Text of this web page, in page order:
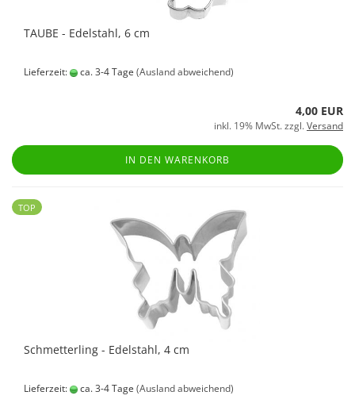
TAUBE - Edelstahl, 6 cm
Lieferzeit: ca. 3-4 Tage (Ausland abweichend)
4,00 EUR
inkl. 19% MwSt. zzgl.Versand
IN DEN WARENKORB
TOP
Schmetterling - Edelstahl, 4 cm
Lieferzeit: ca. 3-4 Tage (Ausland abweichend)